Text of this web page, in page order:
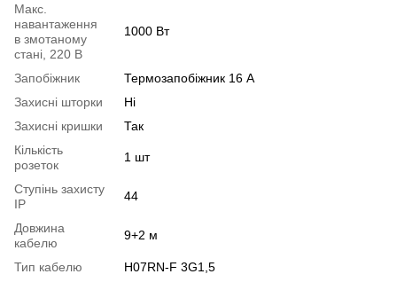
Макс.
навантаження
в змотаному
стані, 220 В
1000 Вт
Запобіжник
Термозапобіжник 16 А
Захисні шторки
Ні
Захисні кришки
Так
Кількість
розеток
1 шт
Ступінь захисту
IP
44
Довжина
кабелю
9+2 м
Тип кабелю
H07RN-F 3G1,5